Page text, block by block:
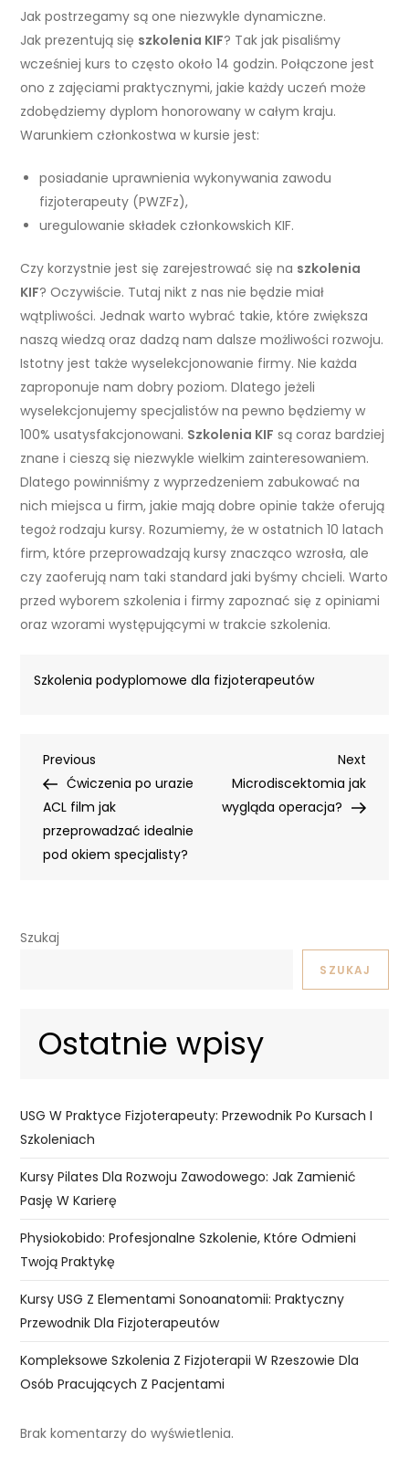
Jak postrzegamy są one niezwykle dynamiczne.
Jak prezentują się szkolenia KIF? Tak jak pisaliśmy
wcześniej kurs to często około 14 godzin. Połączone jest
ono z zajęciami praktycznymi, jakie każdy uczeń może
zdobędziemy dyplom honorowany w całym kraju.
Warunkiem członkostwa w kursie jest:
posiadanie uprawnienia wykonywania zawodu
fizjoterapeuty (PWZFz),
uregulowanie składek członkowskich KIF.
Czy korzystnie jest się zarejestrować się na szkolenia
KIF? Oczywiście. Tutaj nikt z nas nie będzie miał
wątpliwości. Jednak warto wybrać takie, które zwiększa
naszą wiedzą oraz dadzą nam dalsze możliwości rozwoju.
Istotny jest także wyselekcjonowanie firmy. Nie każda
zaproponuje nam dobry poziom. Dlatego jeżeli
wyselekcjonujemy specjalistów na pewno będziemy w
100% usatysfakcjonowani. Szkolenia KIF są coraz bardziej
znane i cieszą się niezwykle wielkim zainteresowaniem.
Dlatego powinniśmy z wyprzedzeniem zabukować na
nich miejsca u firm, jakie mają dobre opinie także oferują
tegoż rodzaju kursy. Rozumiemy, że w ostatnich 10 latach
firm, które przeprowadzają kursy znacząco wzrosła, ale
czy zaoferują nam taki standard jaki byśmy chcieli. Warto
przed wyborem szkolenia i firmy zapoznać się z opiniami
oraz wzorami występującymi w trakcie szkolenia.
Szkolenia podyplomowe dla fizjoterapeutów
Nawigacja
wpisu
Previous
Post
Previous
Ćwiczenia po urazie
ACL film jak
przeprowadzać idealnie
pod okiem specjalisty?
Next
Post
Next
Microdiscektomia jak
wygląda operacja?
Szukaj
SZUKAJ
Ostatnie wpisy
USG W Praktyce Fizjoterapeuty: Przewodnik Po Kursach I
Szkoleniach
Kursy Pilates Dla Rozwoju Zawodowego: Jak Zamienić
Pasję W Karierę
Physiokobido: Profesjonalne Szkolenie, Które Odmieni
Twoją Praktykę
Kursy USG Z Elementami Sonoanatomii: Praktyczny
Przewodnik Dla Fizjoterapeutów
Kompleksowe Szkolenia Z Fizjoterapii W Rzeszowie Dla
Osób Pracujących Z Pacjentami
Brak komentarzy do wyświetlenia.